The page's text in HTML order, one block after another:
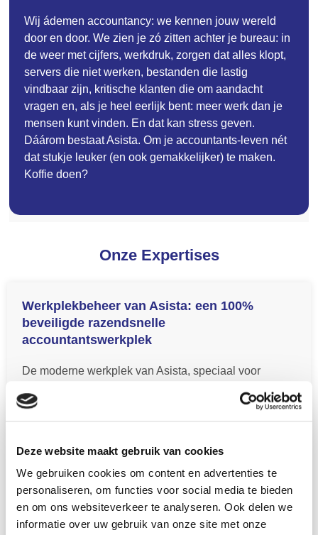
Deze website maakt gebruik van cookies
We gebruiken cookies om content en advertenties te
personaliseren, om functies voor social media te bieden
en om ons websiteverkeer te analyseren. Ook delen we
informatie over uw gebruik van onze site met onze
Wij ádemen accountancy: we kennen jouw wereld
door en door. We zien je zó zitten achter je bureau: in
de weer met cijfers, werkdruk, zorgen dat alles klopt,
servers die niet werken, bestanden die lastig
vindbaar zijn, kritische klanten die om aandacht
vragen en, als je heel eerlijk bent: meer werk dan je
mensen kunt vinden. En dat kan stress geven.
Dáárom bestaat Asista. Om je accountants-leven nét
dat stukje leuker (en ook gemakkelijker) te maken.
Koffie doen?
Onze Expertises
Werkplekbeheer van Asista: een 100%
beveiligde razendsnelle
accountantswerkplek
De moderne werkplek van Asista, speciaal voor
toekomstbestendige accountant nodig heeft. Maar dan
beter: zónder server, dus zónder vervelende
werken op het moment dat jou dit past. Werk snel,
efficiënt, volledig hackerproof en maak gebruik van de
betrouwbare cloudoplossingen van Microsoft op een
100% veilig werkstation van Asista. Wij nemen je álles
uit handen. En als we zeggen álles, dan bedoelen we